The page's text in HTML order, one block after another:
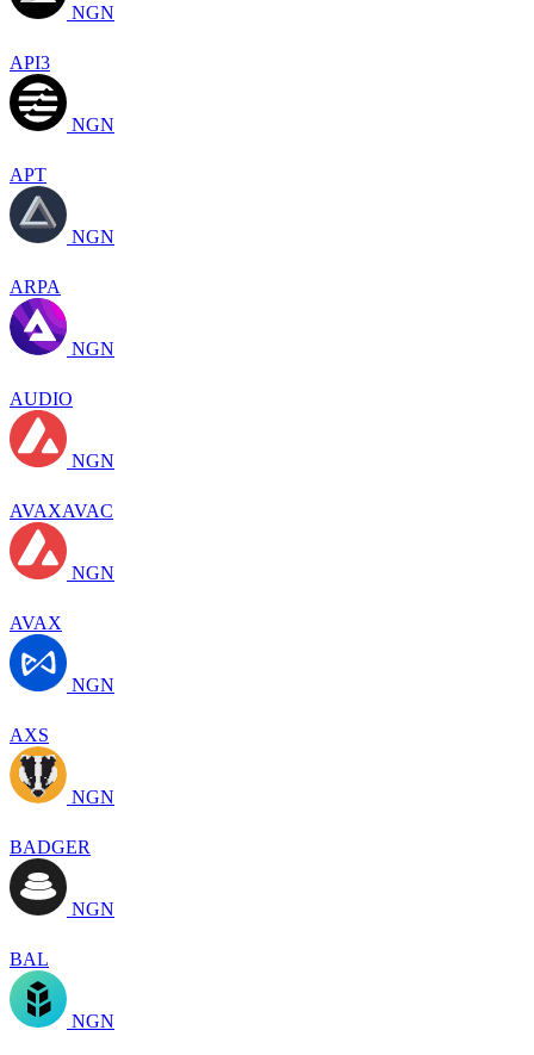
NGN
API3
NGN
APT
NGN
ARPA
NGN
AUDIO
NGN
AVAXAVAC
NGN
AVAX
NGN
AXS
NGN
BADGER
NGN
BAL
NGN